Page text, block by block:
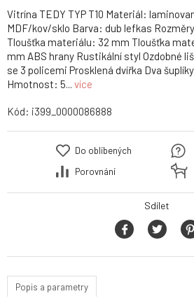
Vitrína TEDY TYP T10 Materiál:
MDF/kov/sklo Barva: dub lefkas
Tloušťka materiálu: 32 mm Tloušťka
mm ABS hrany Rustikální styl Ozdobné
se 3 policemi Prosklená dvířka Dva
Hmotnost: 5... více
Kód: i399_0000086888
Do oblíbených
Porovnání
Sdílet
Popis a parametry